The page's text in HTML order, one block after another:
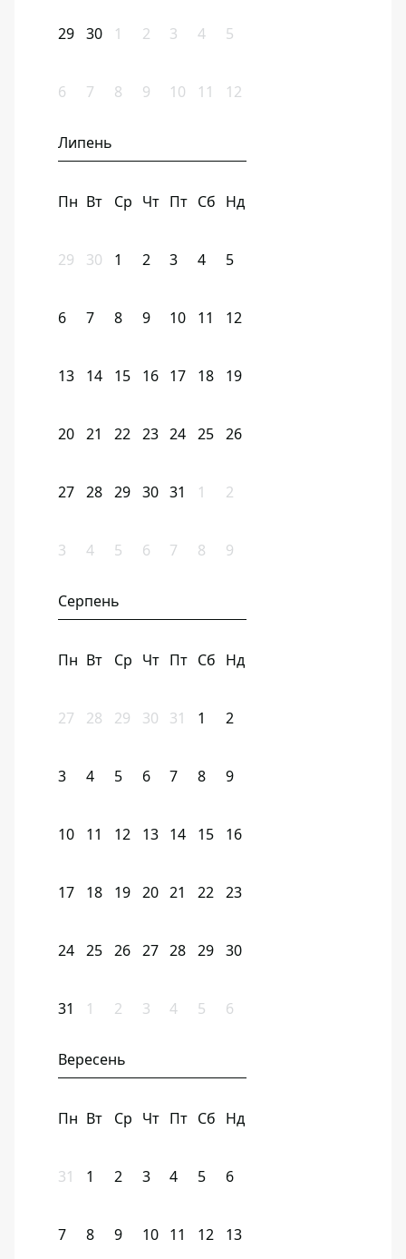
29 30 1 2 3 4 5
6 7 8 9 10 11 12
Липень
Пн Вт Ср Чт Пт Сб Нд
29 30 1 2 3 4 5
6 7 8 9 10 11 12
13 14 15 16 17 18 19
20 21 22 23 24 25 26
27 28 29 30 31 1 2
3 4 5 6 7 8 9
Серпень
Пн Вт Ср Чт Пт Сб Нд
27 28 29 30 31 1 2
3 4 5 6 7 8 9
10 11 12 13 14 15 16
17 18 19 20 21 22 23
24 25 26 27 28 29 30
31 1 2 3 4 5 6
Вересень
Пн Вт Ср Чт Пт Сб Нд
31 1 2 3 4 5 6
7 8 9 10 11 12 13